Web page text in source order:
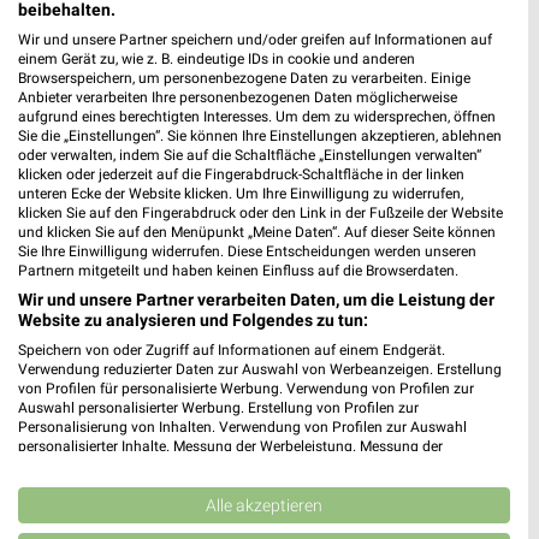
3 Filialen
AUTOMEISTER Pegau
Carsdorfer Höhe 24
04523 Pegau
24,37 km
AUTOMEISTER Limbach-Oberfrohna
Weststraße 57
09212 Limbach-Oberfrohna
27,09 km
AUTOMEISTER Gera
Eselsweg 5
beibehalten.
Wir und unsere Partner speichern und/oder greifen auf Informationen auf
einem Gerät zu, wie z. B. eindeutige IDs in cookie und anderen
Browserspeichern, um personenbezogene Daten zu verarbeiten. Einige
Anbieter verarbeiten Ihre personenbezogenen Daten möglicherweise
aufgrund eines berechtigten Interesses. Um dem zu widersprechen, öffnen
Sie die „Einstellungen“. Sie können Ihre Einstellungen akzeptieren, ablehnen
oder verwalten, indem Sie auf die Schaltfläche „Einstellungen verwalten“
klicken oder jederzeit auf die Fingerabdruck-Schaltfläche in der linken
unteren Ecke der Website klicken. Um Ihre Einwilligung zu widerrufen,
klicken Sie auf den Fingerabdruck oder den Link in der Fußzeile der Website
und klicken Sie auf den Menüpunkt „Meine Daten“. Auf dieser Seite können
Sie Ihre Einwilligung widerrufen. Diese Entscheidungen werden unseren
Partnern mitgeteilt und haben keinen Einfluss auf die Browserdaten.
Wir und unsere Partner verarbeiten Daten, um die Leistung der
Website zu analysieren und Folgendes zu tun:
Speichern von oder Zugriff auf Informationen auf einem Endgerät.
Verwendung reduzierter Daten zur Auswahl von Werbeanzeigen. Erstellung
von Profilen für personalisierte Werbung. Verwendung von Profilen zur
Auswahl personalisierter Werbung. Erstellung von Profilen zur
Personalisierung von Inhalten. Verwendung von Profilen zur Auswahl
personalisierter Inhalte. Messung der Werbeleistung. Messung der
Kombinationen von Daten aus verschiedenen Quellen. Entwicklung und
Verbesserung der Angebote. Verwendung reduzierter Daten zur Auswahl
von Inhalten.
Alle akzeptieren